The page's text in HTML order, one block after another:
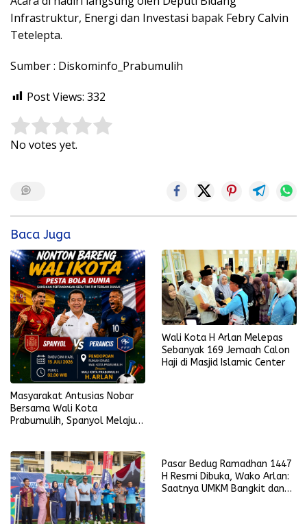
Infrastruktur, Energi dan Investasi bapak Febry Calvin
Tetelepta.
Sumber : Diskominfo_Prabumulih
Post Views: 332
Rate this item:
No votes yet.
Baca Juga
Masyarakat Antusias Nobar
Bersama Wali Kota
Prabumulih, Spanyol Melaju
Wali Kota H Arlan Melepas
Sebanyak 169 Jemaah Calon
Haji di Masjid Islamic Center
Pasar Bedug Ramadhan 1447
H Resmi Dibuka, Wako Arlan:
Saatnya UMKM Bangkit dan